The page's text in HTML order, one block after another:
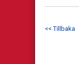
<< Tillbaka